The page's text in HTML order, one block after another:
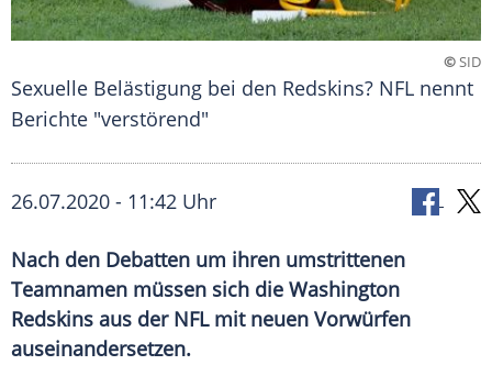
©SID
Sexuelle Belästigung bei den Redskins? NFL nennt
Berichte "verstörend"
26.07.2020 - 11:42 Uhr
Nach den Debatten um ihren umstrittenen
Teamnamen müssen sich die Washington
Redskins aus der NFL mit neuen Vorwürfen
auseinandersetzen.